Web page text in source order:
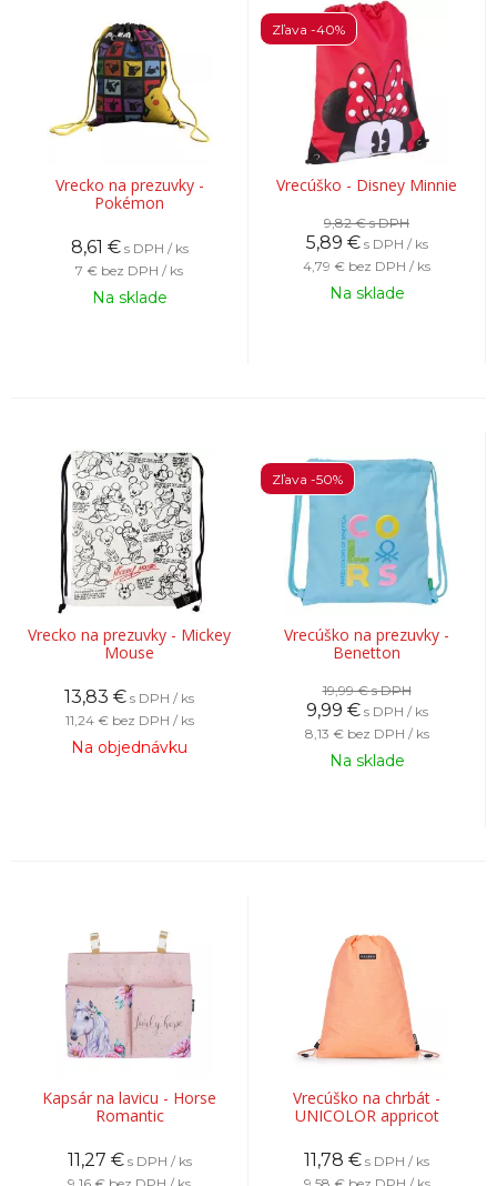
Vrecko na prezuvky -
Pokémon
8,61 € s DPH / ks
7 € bez DPH / ks
Na sklade
Vrecúško - Disney Minnie
Zľava -40%
9,82 €s DPH
5,89 € s DPH / ks
4,79 € bez DPH / ks
Na sklade
Vrecko na prezuvky - Mickey
Mouse
13,83 € s DPH / ks
11,24 € bez DPH / ks
Na objednávku
Vrecúško na prezuvky -
Benetton
Zľava -50%
19,99 €s DPH
9,99 € s DPH / ks
8,13 € bez DPH / ks
Na sklade
Kapsár na lavicu - Horse
Romantic
11,27 € s DPH / ks
Vrecúško na chrbát -
UNICOLOR appricot
11,78 € s DPH / ks